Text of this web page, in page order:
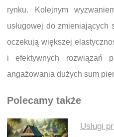
rynku. Kolejnym
usługowej do
oczekują większej
i efektywnych rozwiązań
angażowania dużych sum
Polecamy także
Usługi